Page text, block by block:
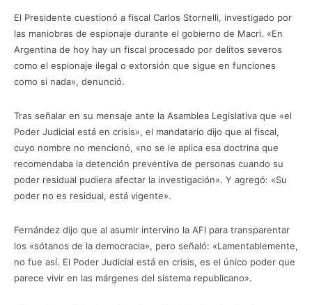
El Presidente cuestionó a fiscal Carlos Stornelli, investigado por
las maniobras de espionaje durante el gobierno de Macri. «En
Argentina de hoy hay un fiscal procesado por delitos severos
como el espionaje ilegal o extorsión que sigue en funciones
como si nada», denunció.
Tras señalar en su mensaje ante la Asamblea Legislativa que «el
Poder Judicial está en crisis», el mandatario dijo que al fiscal,
cuyo nombre no mencionó, «no se le aplica esa doctrina que
recomendaba la detención preventiva de personas cuando su
poder residual pudiera afectar la investigación». Y agregó: «Su
poder no es residual, está vigente».
Fernández dijo que al asumir intervino la AFI para transparentar
los «sótanos de la democracia», pero señaló: «Lamentablemente,
no fue así. El Poder Judicial está en crisis, es el único poder que
parece vivir en las márgenes del sistema republicano».